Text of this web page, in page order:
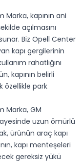
Marka, kapının ani
açılmasını
Biz Opell Center
kapı gergilerinin
rahatlığını
kapının belirli
özellikle park
Marka, GM
uzun ömürlü
ürünün araç kapı
kapı menteşeleri
gereksiz yükü